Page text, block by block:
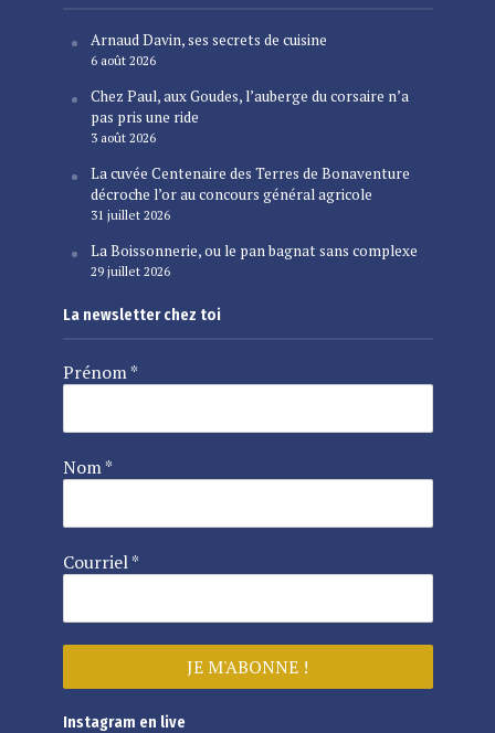
Arnaud Davin, ses secrets de cuisine
6 août 2026
Chez Paul, aux Goudes, l’auberge du corsaire n’a
pas pris une ride
3 août 2026
La cuvée Centenaire des Terres de Bonaventure
décroche l’or au concours général agricole
31 juillet 2026
La Boissonnerie, ou le pan bagnat sans complexe
29 juillet 2026
La newsletter chez toi
Prénom*
Nom*
Courriel*
Instagram en live